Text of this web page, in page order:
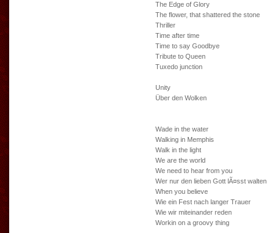
The Edge of Glory
The flower, that shattered the stone
Thriller
Time after time
Time to say Goodbye
Tribute to Queen
Tuxedo junction
Unity
Über den Wolken
Wade in the water
Walking in Memphis
Walk in the light
We are the world
We need to hear from you
Wer nur den lieben Gott lÃ¤sst walten
When you believe
Wie ein Fest nach langer Trauer
Wie wir miteinander reden
Workin on a groovy thing